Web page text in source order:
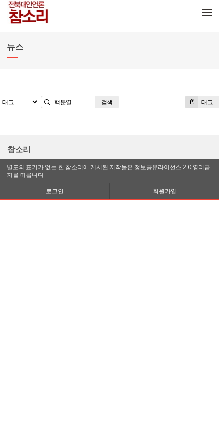
뉴스
태그
검색
참소리
별도의 표기가 없는 한 참소리에 게시된 저작물은 정보공유라이선스 2.0:영리금
지를 따릅니다.
로그인
회원가입